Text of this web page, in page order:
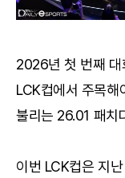
2026년 첫 번째 대
LCK컵에서 주목해
불리는 26.01 패치
이번 LCK컵은 지